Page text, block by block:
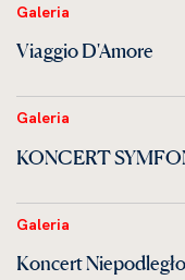
Galeria
Viaggio D'Amore
Galeria
KONCERT
Galeria
Koncert